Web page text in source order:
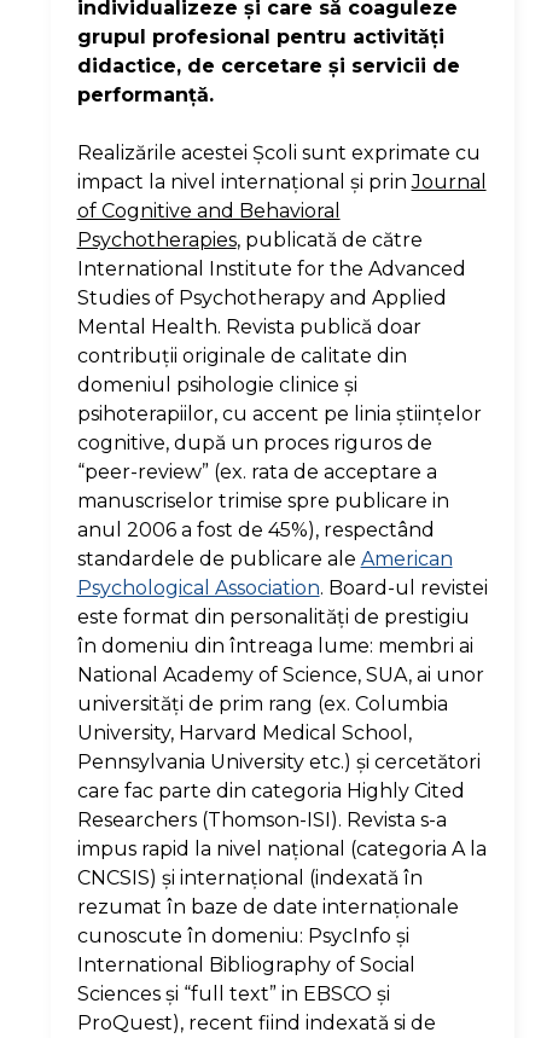
individualizeze şi care să coaguleze
grupul profesional pentru activităţi
didactice, de cercetare şi servicii de
performanţă.
Realizările acestei Şcoli sunt exprimate cu
impact la nivel internaţional şi prinJournal
of Cognitive and Behavioral
Psychotherapies, publicată de către
International Institute for the Advanced
Studies of Psychotherapy and Applied
Mental Health. Revista publică doar
contribuţii originale de calitate din
domeniul psihologie clinice şi
psihoterapiilor, cu accent pe linia ştiinţelor
cognitive, după un proces riguros de
“peer-review” (ex. rata de acceptare a
manuscriselor trimise spre publicare in
anul 2006 a fost de 45%), respectând
standardele de publicare ale American
Psychological Association. Board-ul revistei
este format din personalităţi de prestigiu
în domeniu din întreaga lume: membri ai
National Academy of Science, SUA, ai unor
universităţi de prim rang (ex. Columbia
University, Harvard Medical School,
Pennsylvania University etc.) şi cercetători
care fac parte din categoria Highly Cited
Researchers (Thomson-ISI). Revista s-a
impus rapid la nivel naţional (categoria A la
CNCSIS) şi internaţional (indexată în
rezumat în baze de date internaţionale
cunoscute în domeniu: PsycInfo şi
International Bibliography of Social
Sciences şi “full text” in EBSCO şi
ProQuest), recent fiind indexată si de